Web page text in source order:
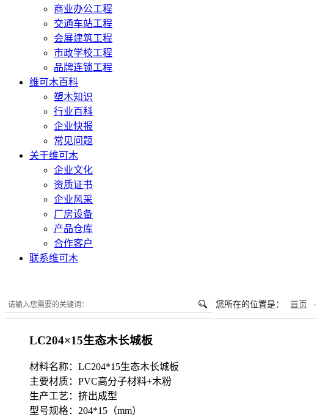
商业办公工程
交通车站工程
会展建筑工程
市政学校工程
品牌连锁工程
维可木百科
塑木知识
行业百科
企业快报
常见问题
关于维可木
企业文化
资质证书
企业风采
厂房设备
产品仓库
合作客户
联系维可木
您所在的位置是： 首页 -
LC204×15生态木长城板
材料名称：LC204*15生态木长城板
主要材质：PVC高分子材料+木粉
生产工艺：挤出成型
型号规格：204*15（mm）